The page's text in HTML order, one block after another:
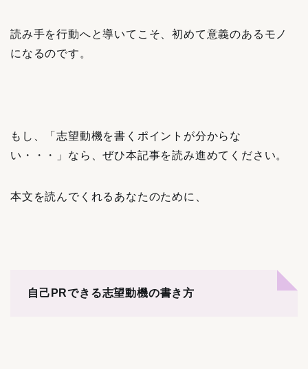
読み手を行動へと導いてこそ、初めて意義のあるモノ
になるのです。
もし、「志望動機を書くポイントが分からな
い・・・」なら、ぜひ本記事を読み進めてください。
本文を読んでくれるあなたのために、
自己PRできる志望動機の書き方